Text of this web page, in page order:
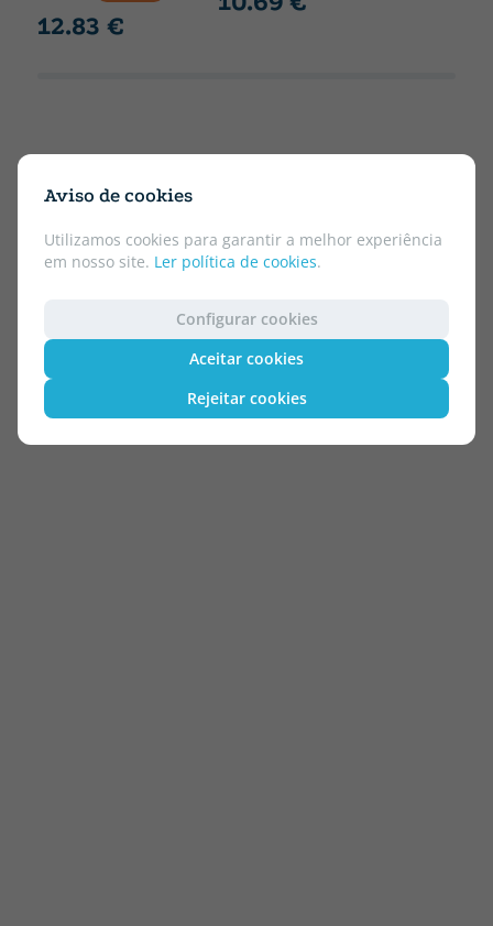
Aviso de cookies
Utilizamos cookies para garantir a melhor experiência
em nosso site. Ler política de cookies.
Configurar cookies
Aceitar cookies
Rejeitar cookies
12.83 €